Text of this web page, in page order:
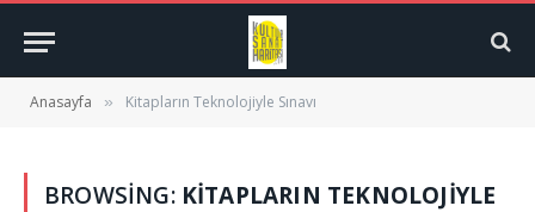
Anasayfa » Kitapların Teknolojiyle Sınavı
BROWSING: KITAPLARIN TEKNOLOJIYLE